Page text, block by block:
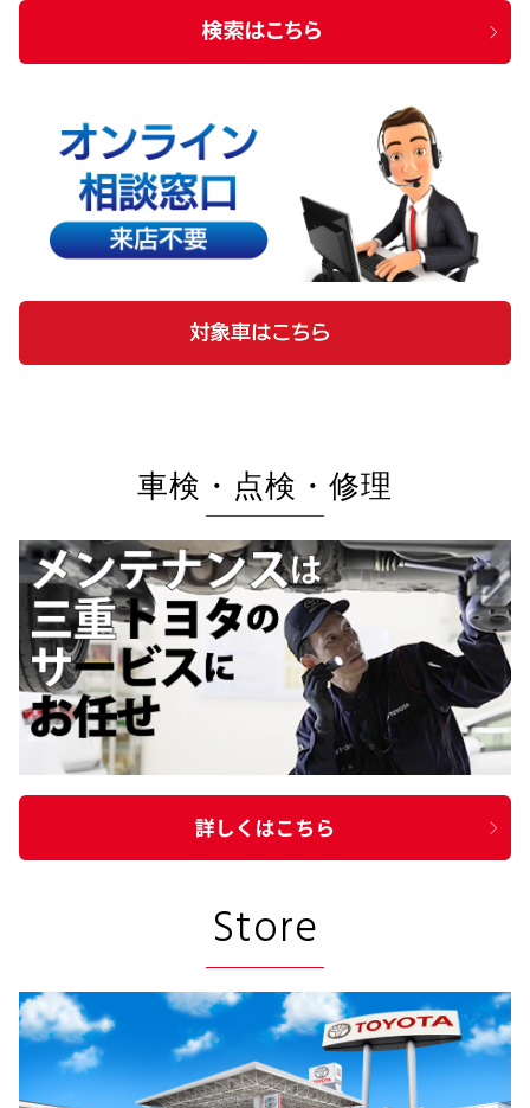
車検・点検・修理
Store